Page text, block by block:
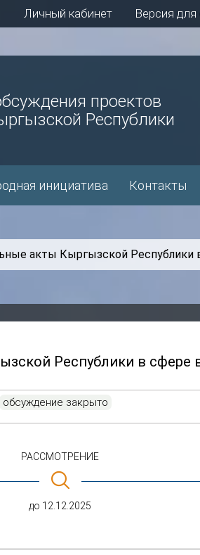
Личный кабинет Версия
проектов
Республики
инициатива Контакты
акты Кыргызской
Республики в сфере
обсуждение закрыто
РАССМОТРЕНИЕ
до 12.12.2025